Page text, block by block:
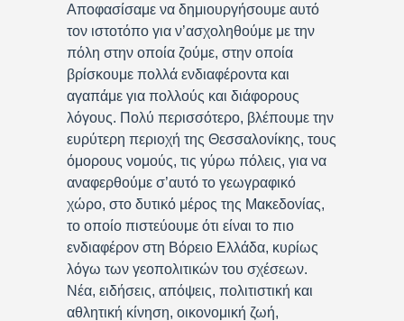
Αποφασίσαμε να δημιουργήσουμε αυτό
τον ιστοτόπο για ν’ασχοληθούμε με την
πόλη στην οποία ζούμε, στην οποία
βρίσκουμε πολλά ενδιαφέροντα και
αγαπάμε για πολλούς και διάφορους
λόγους. Πολύ περισσότερο, βλέπουμε την
ευρύτερη περιοχή της Θεσσαλονίκης, τους
όμορους νομούς, τις γύρω πόλεις, για να
αναφερθούμε σ’αυτό το γεωγραφικό
χώρο, στο δυτικό μέρος της Μακεδονίας,
το οποίο πιστεύουμε ότι είναι το πιο
ενδιαφέρον στη Βόρειο Ελλάδα, κυρίως
λόγω των γεοπολιτικών του σχέσεων.
Νέα, ειδήσεις, απόψεις, πολιτιστική και
αθλητική κίνηση, οικονομική ζωή,